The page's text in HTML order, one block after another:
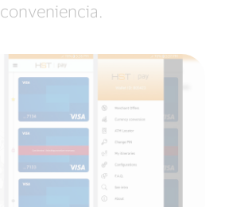
conveniencia.